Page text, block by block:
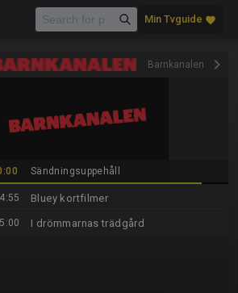
Min Tvguide favorite
Barnkanalen keyboard_arrow_right
Sändningsuppehåll
Bluey kortfilmer
I drömmarnas trädgård